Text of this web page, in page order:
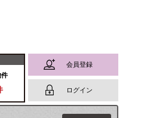
件
会員登録
ログイン